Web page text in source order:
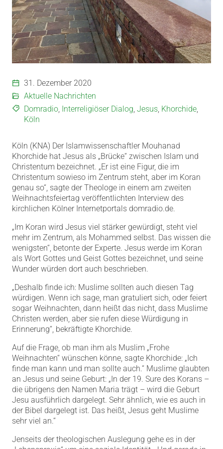
31. Dezember 2020
Aktuelle Nachrichten
Domradio, Interreligiöser Dialog Jesus, Khorchide,
Köln
Köln (KNA) Der Islamwissenschaftler Mouhanad
Khorchide hat Jesus als „Brücke“ zwischen Islam und
Christentum bezeichnet. „Er ist eine Figur, die im
Christentum sowieso im Zentrum steht, aber im Koran
genau so“, sagte der Theologe in einem am zweiten
Weihnachtsfeiertag veröffentlichten Interview des
kirchlichen Kölner Internetportals domradio.de.
„Im Koran wird Jesus viel stärker gewürdigt, steht viel
mehr im Zentrum, als Mohammed selbst. Das wissen die
wenigsten“, betonte der Experte. Jesus werde im Koran
als Wort Gottes und Geist Gottes bezeichnet, und seine
Wunder würden dort auch beschrieben.
„Deshalb finde ich: Muslime sollten auch diesen Tag
würdigen. Wenn ich sage, man gratuliert sich, oder feiert
sogar Weihnachten, dann heißt das nicht, dass Muslime
Christen werden, aber sie rufen diese Würdigung in
Erinnerung“, bekräftigte Khorchide.
Auf die Frage, ob man ihm als Muslim „Frohe
Weihnachten“ wünschen könne, sagte Khorchide: „Ich
finde man kann und man sollte auch.“ Muslime glaubten
an Jesus und seine Geburt: „In der 19. Sure des Korans –
die übrigens den Namen Maria trägt – wird die Geburt
Jesu ausführlich dargelegt. Sehr ähnlich, wie es auch in
der Bibel dargelegt ist. Das heißt, Jesus geht Muslime
sehr viel an.“
Jenseits der theologischen Auslegung gehe es in der